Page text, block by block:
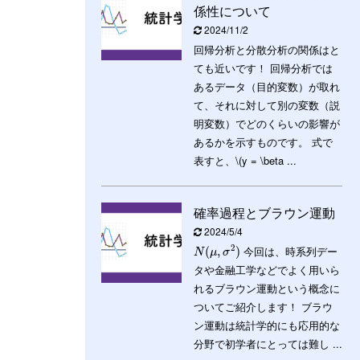
係性について
2024/11/2
回帰分析と分散分析の関係はと
ても近いです！ 回帰分析では
あるデータ（目的変数）が取れ
て、それに対して別の変数（説
明変数）でどのくらいの影響が
あるかを示すものです。 式で
表すと、\(y = \beta ...
確率過程とブラウン運動
2024/5/4
N (μ, σ2) 今回は、時系列デー
タや金融工学などでよく用いら
れるブラウン運動という概念に
ついてご紹介します！ ブラウ
ン運動は統計学的にも応用的な
分野で初学者にとっては難し ...